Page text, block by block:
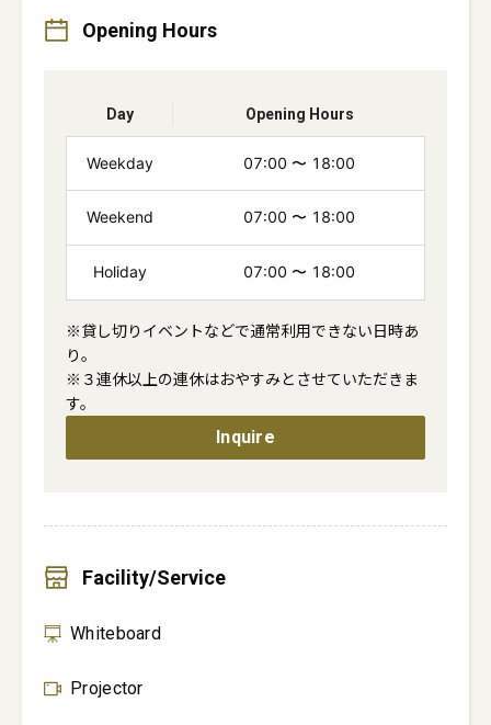
Opening Hours
Day Opening Hours
Weekday 07:00 〜 18:00
Weekend 07:00 〜 18:00
Holiday 07:00 〜 18:00
※貸し切りイベントなどで通常利用できない日時あ
り。
※３連休以上の連休はおやすみとさせていただきま
す。
Inquire
Facility/Service
Whiteboard
Projector